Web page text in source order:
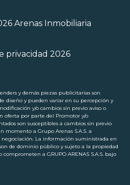
Arenas Inmobiliaria
privacidad 2026
y demás piezas publicitarias son
diseño y pueden variar en su percepción y
y/o cambios sin previo aviso o
oferta por parte del Promotor y/o
son susceptibles a cambios sin previo
a Grupo Arenas S.A.S. a
La información suministrada en
de dominio público y sujeto a la propiedad
a GRUPO ARENAS S.A.S. bajo